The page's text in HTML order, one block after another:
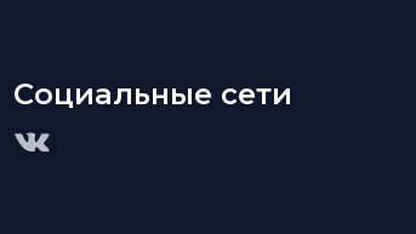
Социальные сети